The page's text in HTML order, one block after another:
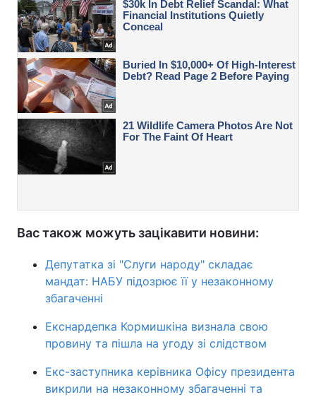
Вас також можуть зацікавити новини:
Депутатка зі "Слуги народу" складає
мандат: НАБУ підозрює її у незаконному
збагаченні
Екснардепка Кормишкіна визнала свою
провину та пішла на угоду зі слідством
Екс-заступника керівника Офісу президента
викрили на незаконному збагаченні та